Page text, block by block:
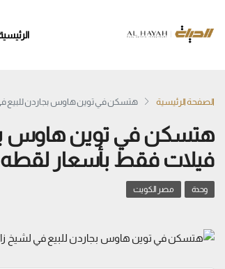
الصفحة الرئيسية هتسكن في توين هاوس بجاردن للبيع
هتسكن في توين هاوس
فيلات فقط بأسعار لقطه
وحدة مصر الكويت